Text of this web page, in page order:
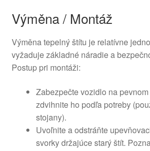
Výměna / Montáž
Výměna tepelný štítu je relatívne
vyžaduje základné náradie a
Postup pri montáži:
Zabezpečte vozidlo na
zdvihnite ho podľa potreby
stojany).
Uvoľnite a odstráňte
svorky držajúce starý štít.